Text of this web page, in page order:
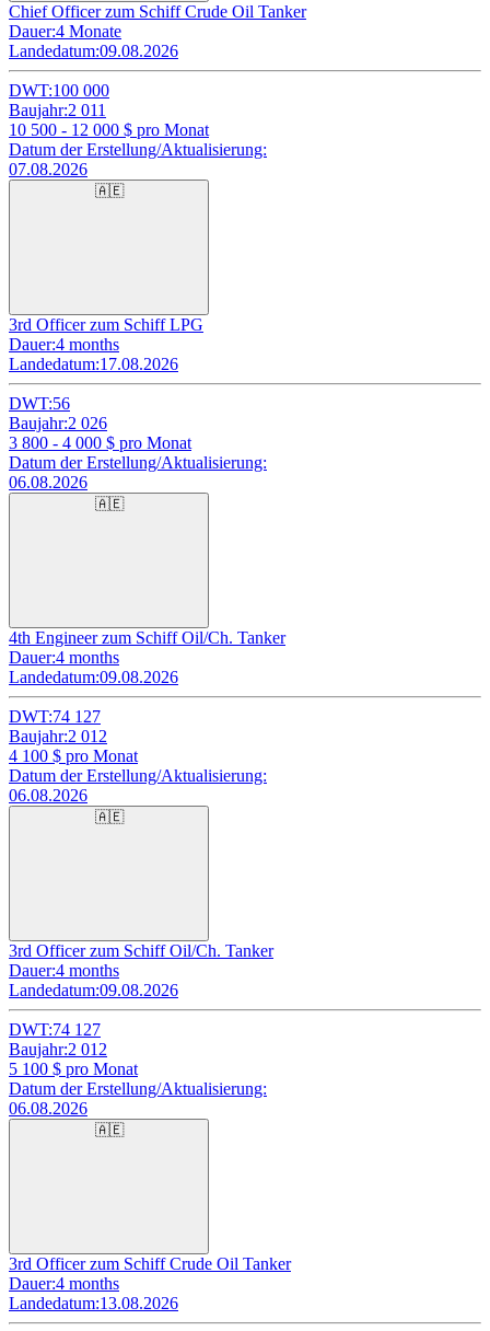
Chief Officer zum Schiff Crude Oil Tanker
Dauer:4 Monate
Landedatum:09.08.2026
DWT:100 000
Baujahr:2 011
10 500 - 12 000 $ pro Monat
Datum der Erstellung/Aktualisierung:
07.08.2026
🇦🇪
3rd Officer zum Schiff LPG
Dauer:4 months
Landedatum:17.08.2026
DWT:56
Baujahr:2 026
3 800 - 4 000 $ pro Monat
Datum der Erstellung/Aktualisierung:
06.08.2026
🇦🇪
4th Engineer zum Schiff Oil/Ch. Tanker
Dauer:4 months
Landedatum:09.08.2026
DWT:74 127
Baujahr:2 012
4 100 $ pro Monat
Datum der Erstellung/Aktualisierung:
06.08.2026
🇦🇪
3rd Officer zum Schiff Oil/Ch. Tanker
Dauer:4 months
Landedatum:09.08.2026
DWT:74 127
Baujahr:2 012
5 100 $ pro Monat
Datum der Erstellung/Aktualisierung:
06.08.2026
🇦🇪
3rd Officer zum Schiff Crude Oil Tanker
Dauer:4 months
Landedatum:13.08.2026